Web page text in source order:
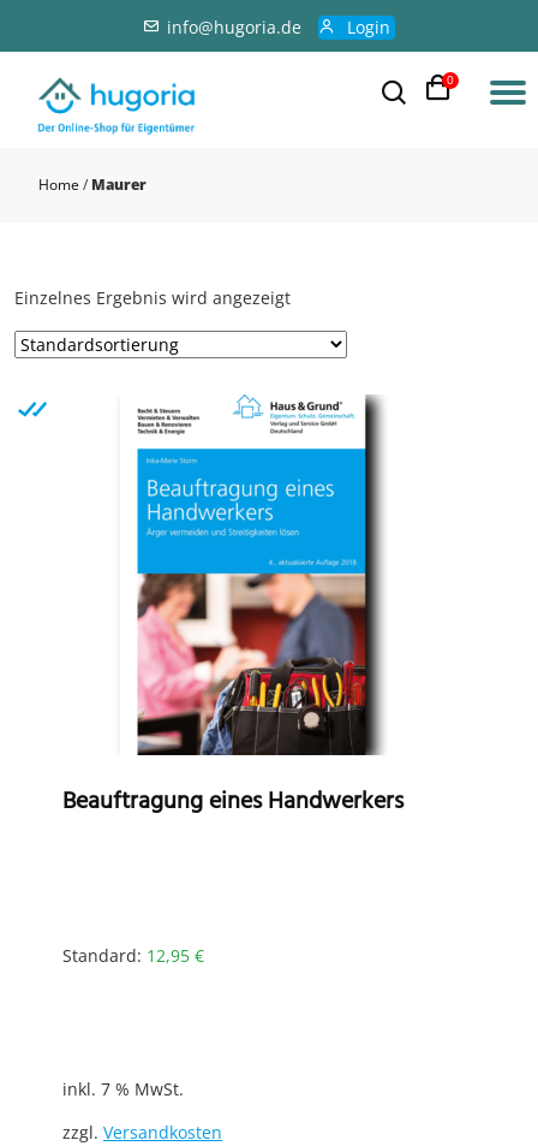
info@hugoria.de Login
0
Home / Maurer
Einzelnes Ergebnis wird angezeigt
Beauftragung eines Handwerkers
Standard: 12,95 €
inkl. 7 % MwSt.
zzgl. Versandkosten